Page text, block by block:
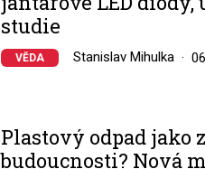
studie
VĚDA Stanislav Mihulka
Plastový odpad jako
budoucnosti? Nová